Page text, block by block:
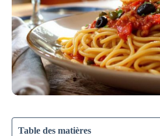
Table des matières